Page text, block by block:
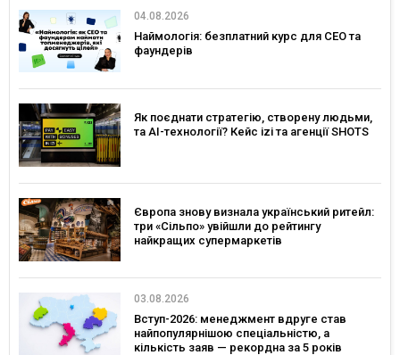
04.08.2026
Наймологія: безплатний курс для CEO та
фаундерів
Як поєднати стратегію, створену людьми,
та AI-технології? Кейс izi та агенції SHOTS
Європа знову визнала український ритейл:
три «Сільпо» увійшли до рейтингу
найкращих супермаркетів
03.08.2026
Вступ-2026: менеджмент вдруге став
найпопулярнішою спеціальністю, а
кількість заяв — рекордна за 5 років